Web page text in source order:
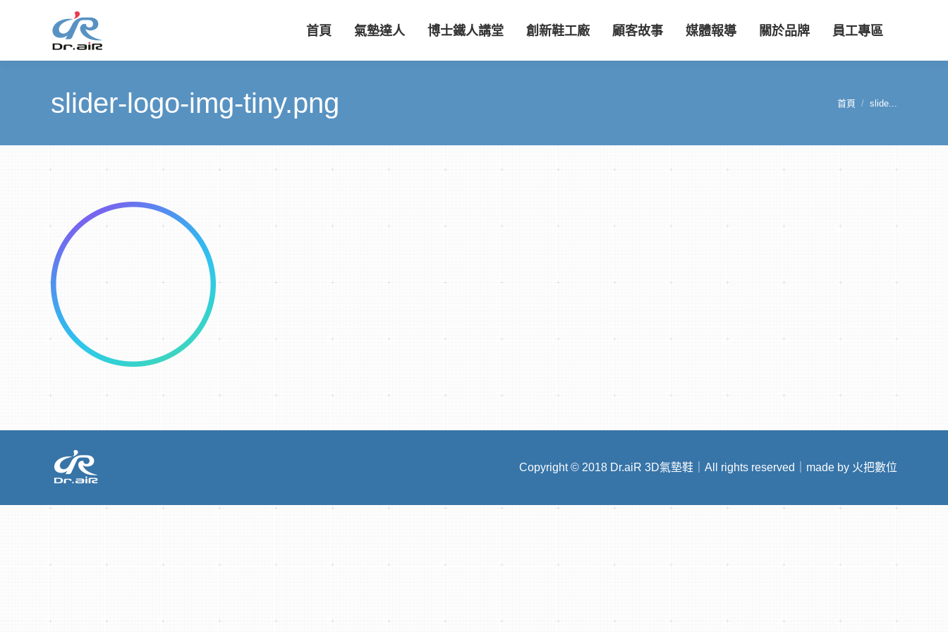
首頁 氣墊達人 博士鐵人講堂 創新鞋工廠 顧客故事 媒體報導 關於品牌 員工專區
slider-logo-img-tiny.png 您在這裡：
首頁 slide...
Copyright© 2018 Dr.aiR 3D氣墊鞋｜All rights reserved｜made by 火把數位